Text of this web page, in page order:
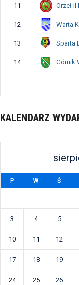
11 Orzeł
12 Warta
13 Sparta
14 Górnik
KALENDARZ
P W Ś
3 4 5
10 11 12
17 18 19
24 25 26